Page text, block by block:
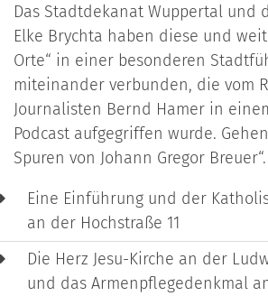
Das Stadtdekanat Wuppertal und
Elke Brychta haben diese und
Orte“ in einer besonderen
miteinander verbunden, die vom
Journalisten Bernd Hamer in
Podcast aufgegriffen wurde.
Spuren von Johann Gregor Breuer“.
Eine Einführung und der
an der Hochstraße 11
Die Herz Jesu-Kirche an der
und das Armenpflegedenkmal